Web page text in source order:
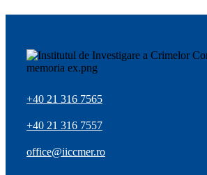
+40 21 316 7565
+40 21 316 7557
office@iiccmer.ro